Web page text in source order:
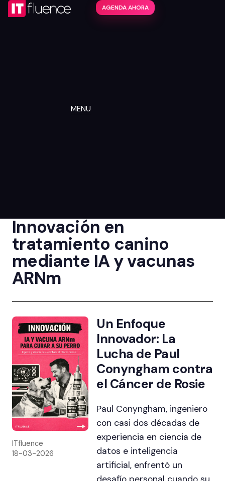
MENU
AGENDA AHORA
Innovación en
tratamiento canino
mediante IA y vacunas
ARNm
ITfluence
18-03-2026
Un Enfoque
Innovador: La
Lucha de Paul
Conyngham contra
el Cáncer de Rosie
Paul Conyngham, ingeniero
con casi dos décadas de
experiencia en ciencia de
datos e inteligencia
artificial, enfrentó un